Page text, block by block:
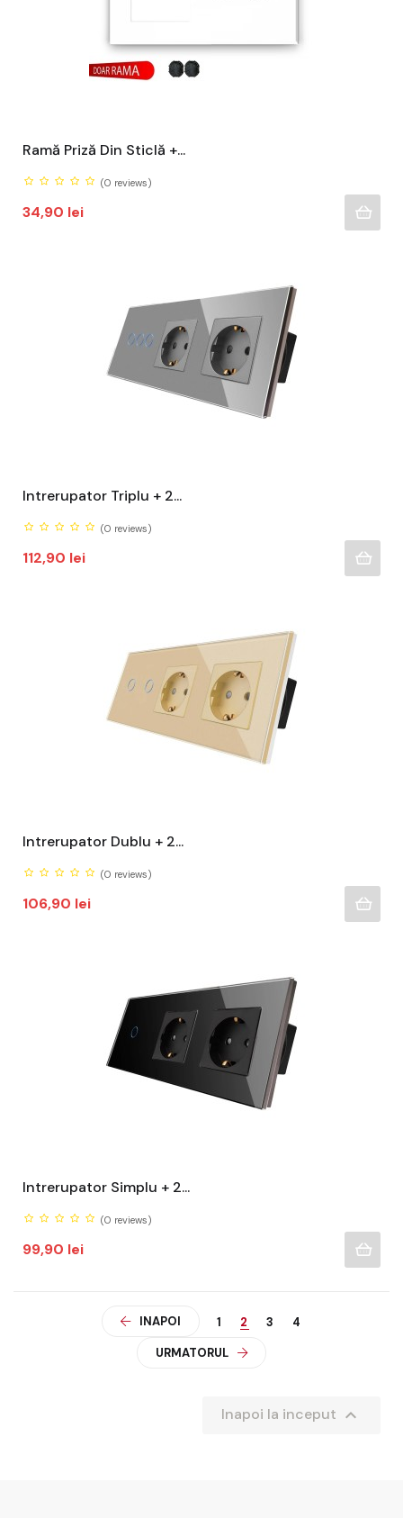
Ramă Priză Din Sticlă +...
(0 reviews)
Pret
34,90 lei
Intrerupator Triplu + 2...
(0 reviews)
Pret
112,90 lei
Intrerupator Dublu + 2...
(0 reviews)
Pret
106,90 lei
Intrerupator Simplu + 2...
(0 reviews)
Pret
99,90 lei
INAPOI 1 2 3
4
URMATORUL
Inapoi la inceput 